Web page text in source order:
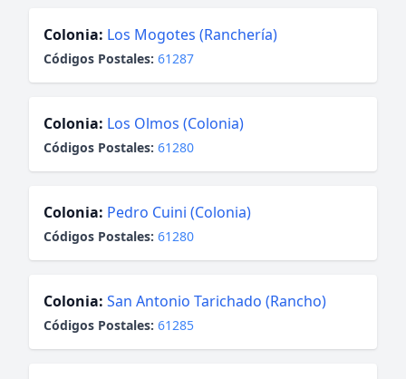
Colonia: Los Mogotes (Ranchería)
Códigos Postales: 61287
Colonia: Los Olmos (Colonia)
Códigos Postales: 61280
Colonia: Pedro Cuini (Colonia)
Códigos Postales: 61280
Colonia: San Antonio Tarichado (Rancho)
Códigos Postales: 61285